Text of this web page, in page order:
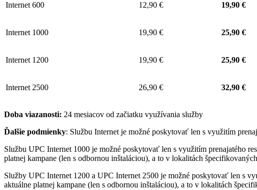
Internet 600 12,90 € 19,90 €
Internet 1000 19,90 € 25,90 €
Internet 1200 19,90 € 25,90 €
Internet 2500 26,90 € 32,90 €
Doba viazanosti: 24 mesiacov od začiatku využívania služby
Ďalšie podmienky: Službu Internet je možné poskytovať len s využitím
Službu UPC Internet 1000 je možné poskytovať len s využitím prenajatého
platnej kampane (len s odbornou inštaláciou), a to v lokalitách
Služby UPC Internet 1200 a UPC Internet 2500 je možné poskytovať len s
aktuálne platnej kampane (len s odbornou inštaláciou), a to v lokalitách